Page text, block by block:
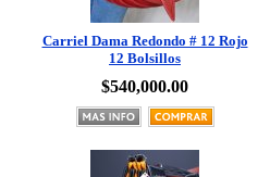
Carriel Dama Redondo # 12 Rojo
12 Bolsillos
$540,000.00